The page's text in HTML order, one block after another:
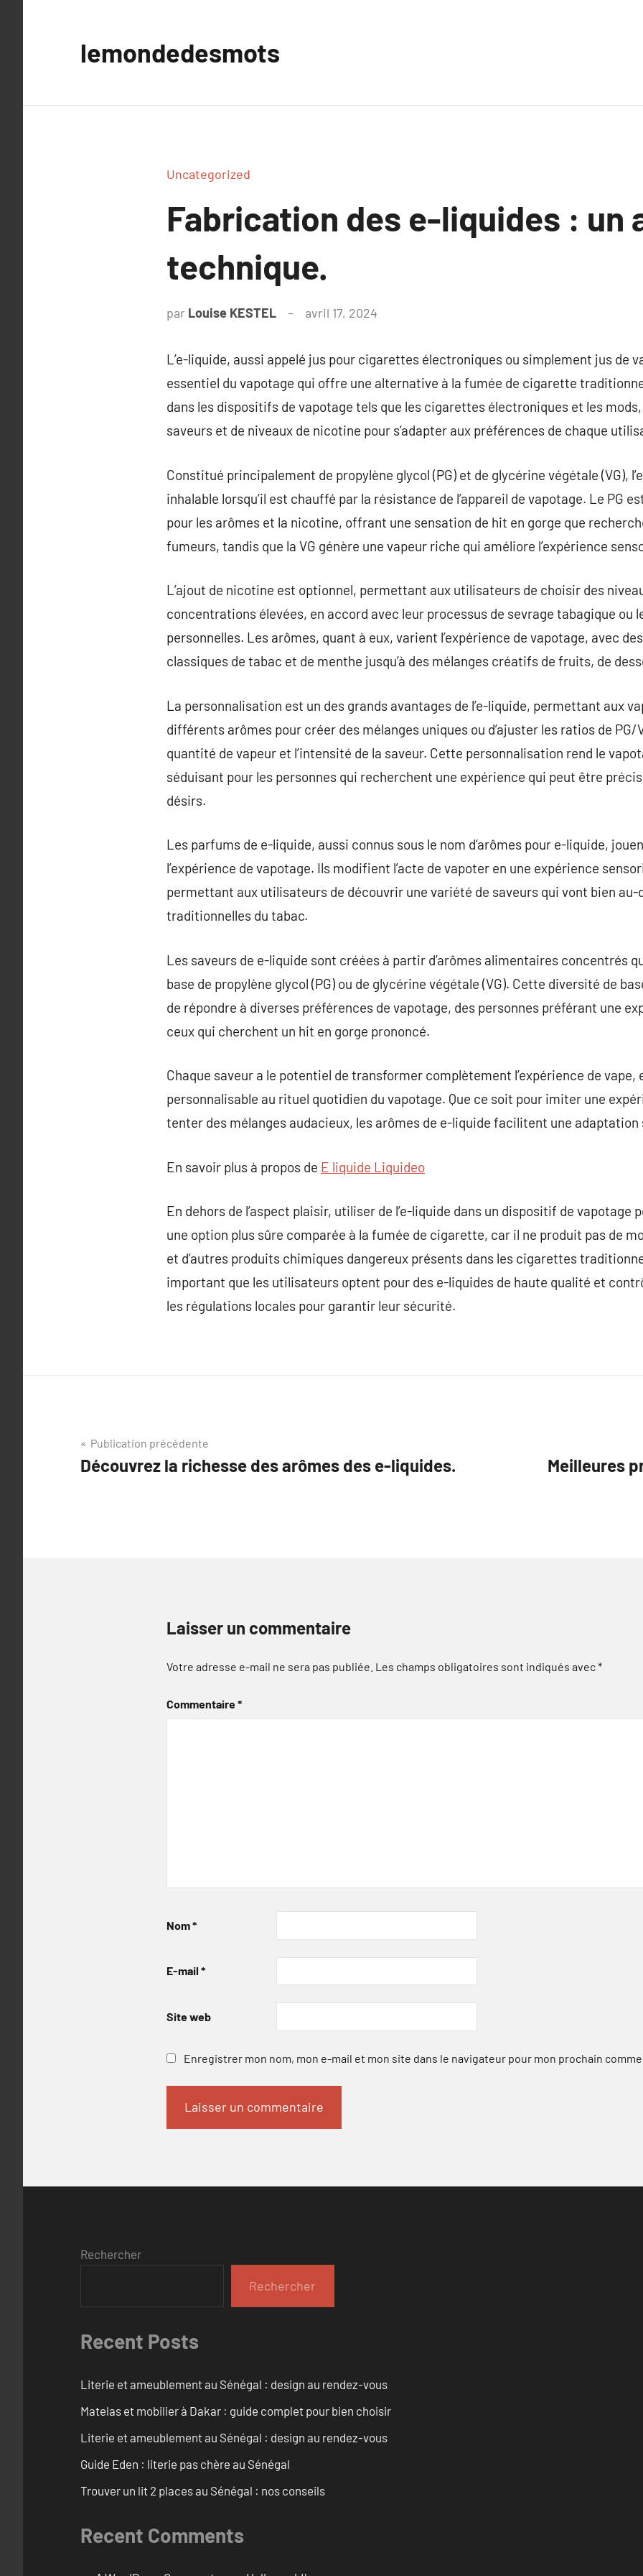
lemondedesmots
Uncategorized
Fabrication des e-liquides : un
technique.
par Louise KESTEL avril 17, 2024
L’e-liquide, aussi appelé jus pour cigarettes électroniques ou simplement jus de
essentiel du vapotage qui offre une alternative à la fumée de cigarette
dans les dispositifs de vapotage tels que les cigarettes électroniques et les
saveurs et de niveaux de nicotine pour s’adapter aux préférences de chaque
Constitué principalement de propylène glycol (PG) et de glycérine végétale (VG),
inhalable lorsqu’il est chauffé par la résistance de l’appareil de vapotage. Le PG
pour les arômes et la nicotine, offrant une sensation de hit en gorge que
fumeurs, tandis que la VG génère une vapeur riche qui améliore l’expérience
L’ajout de nicotine est optionnel, permettant aux utilisateurs de choisir des
concentrations élevées, en accord avec leur processus de sevrage tabagique ou
personnelles. Les arômes, quant à eux, varient l’expérience de vapotage, avec
classiques de tabac et de menthe jusqu’à des mélanges créatifs de fruits, de
La personnalisation est un des grands avantages de l’e-liquide, permettant aux
différents arômes pour créer des mélanges uniques ou d’ajuster les ratios de PG/
quantité de vapeur et l’intensité de la saveur. Cette personnalisation rend le
séduisant pour les personnes qui recherchent une expérience qui peut être
désirs.
Les parfums de e-liquide, aussi connus sous le nom d’arômes pour e-liquide,
l’expérience de vapotage. Ils modifient l’acte de vapoter en une expérience
permettant aux utilisateurs de découvrir une variété de saveurs qui vont bien au-
traditionnelles du tabac.
Les saveurs de e-liquide sont créées à partir d’arômes alimentaires concentrés
base de propylène glycol (PG) ou de glycérine végétale (VG). Cette diversité de
de répondre à diverses préférences de vapotage, des personnes préférant une
ceux qui cherchent un hit en gorge prononcé.
Chaque saveur a le potentiel de transformer complètement l’expérience de
personnalisable au rituel quotidien du vapotage. Que ce soit pour imiter une
tenter des mélanges audacieux, les arômes de e-liquide facilitent une adaptation
En savoir plus à propos de E liquide Liquideo
En dehors de l’aspect plaisir, utiliser de l’e-liquide dans un dispositif de vapotage
une option plus sûre comparée à la fumée de cigarette, car il ne produit pas de
et d’autres produits chimiques dangereux présents dans les cigarettes
important que les utilisateurs optent pour des e-liquides de haute qualité et
les régulations locales pour garantir leur sécurité.
Navigation
de
Publication précédente
Découvrez la richesse des arômes des e-liquides.
Meilleures
Laisser un commentaire
Votre adresse e-mail ne sera pas publiée. Les champs obligatoires sont indiqués avec*
Commentaire*
Nom*
E-mail *
Site web
Enregistrer mon nom, mon e-mail et mon site dans le navigateur pour mon prochain
Rechercher
Rechercher
Recent Posts
Literie et ameublement au Sénégal : design au rendez-vous
Matelas et mobilier à Dakar : guide complet pour bien choisir
Literie et ameublement au Sénégal : design au rendez-vous
Guide Eden : literie pas chère au Sénégal
Trouver un lit 2 places au Sénégal : nos conseils
Recent Comments